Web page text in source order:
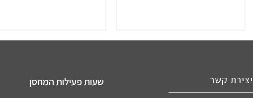
יצירת קשר שעות פעילות המחסן